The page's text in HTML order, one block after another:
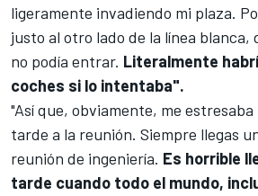
ligeramente invadiendo mi plaza.
justo al otro lado de la línea blanca,
no podía entrar. Literalmente
coches si lo intentaba".
"Así que, obviamente, me
tarde a la reunión. Siempre llegas
reunión de ingeniería. Es horrible
tarde cuando todo el mundo,